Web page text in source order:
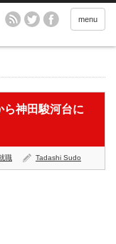
menu
ら神田駿河台に
職 Tadashi Sudo